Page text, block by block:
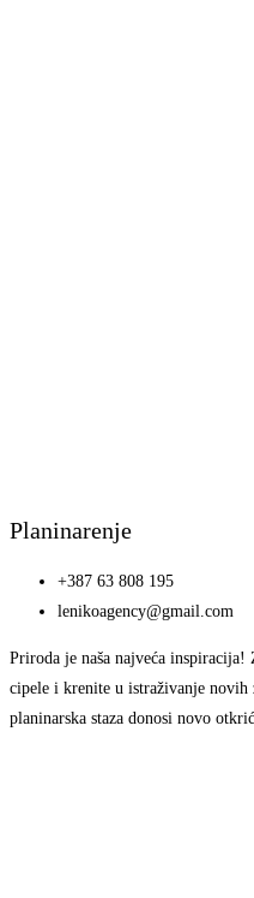
Planinarenje
+387 63 808 195
lenikoagency@gmail.com
Priroda je naša najveća
cipele i krenite u istraživanje
planinarska staza donosi novo